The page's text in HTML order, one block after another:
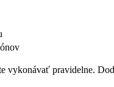
vykonávať pravidelne.